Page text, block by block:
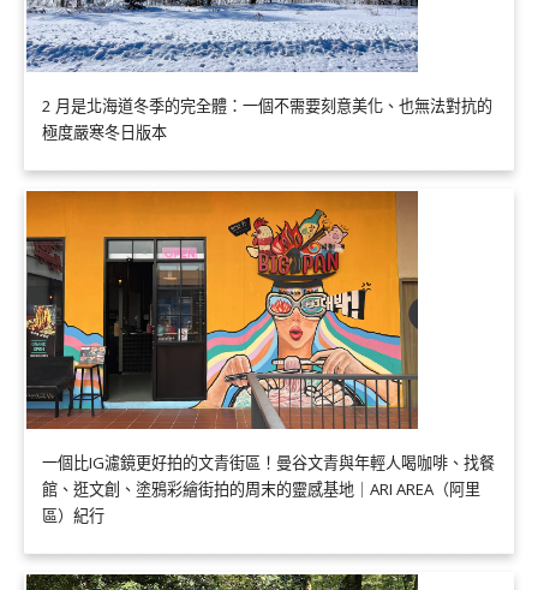
2 月是北海道冬季的完全體：一個不需要刻意美化、也無法對抗的
極度嚴寒冬日版本
一個比IG濾鏡更好拍的文青街區！曼谷文青與年輕人喝咖啡、找餐
館、逛文創、塗鴉彩繪街拍的周末的靈感基地｜ARI AREA（阿里
區）紀行